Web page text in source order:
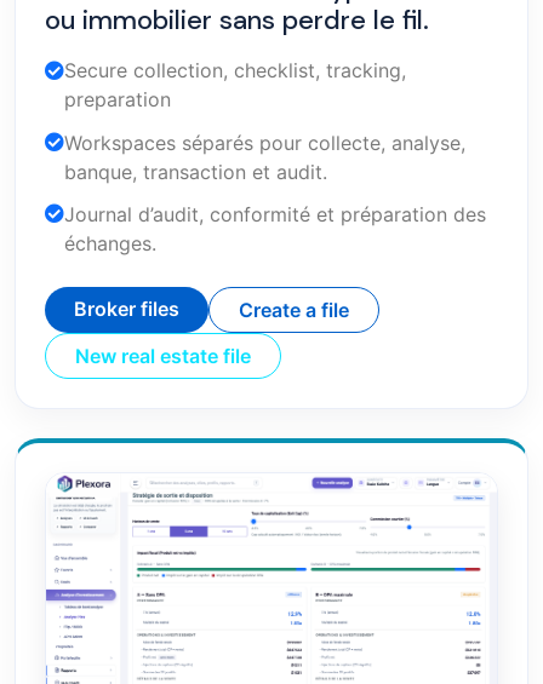
ou immobilier sans perdre le fil.
Secure collection, checklist, tracking,
preparation
Workspaces séparés pour collecte, analyse,
banque, transaction et audit.
Journal d’audit, conformité et préparation des
échanges.
Broker files
Create a file
New real estate file